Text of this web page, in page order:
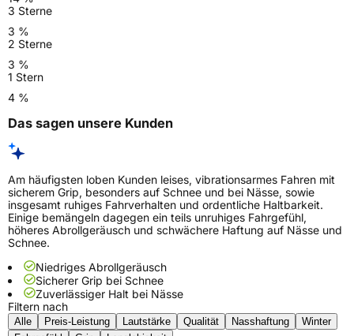
3 Sterne
3 %
2 Sterne
3 %
1 Stern
4 %
Das sagen unsere Kunden
Am häufigsten loben Kunden leises, vibrationsarmes Fahren mit
sicherem Grip, besonders auf Schnee und bei Nässe, sowie
insgesamt ruhiges Fahrverhalten und ordentliche Haltbarkeit.
Einige bemängeln dagegen ein teils unruhiges Fahrgefühl,
höheres Abrollgeräusch und schwächere Haftung auf Nässe und
Schnee.
Niedriges Abrollgeräusch
Sicherer Grip bei Schnee
Zuverlässiger Halt bei Nässe
Filtern nach
Alle Preis-Leistung Lautstärke Qualität Nasshaftung
Winter